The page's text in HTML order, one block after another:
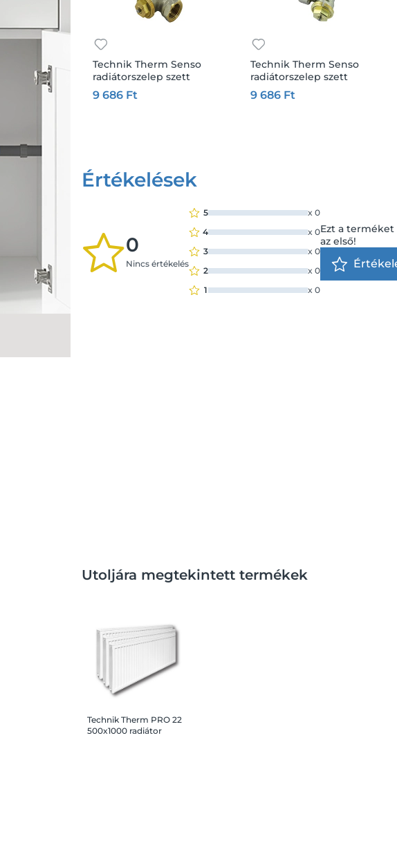
Technik Therm Senso
radiátorszelep szett
1/2" egyenes,
belsőmenetes
9 686 Ft
Technik Therm Senso
radiátorszelep szett
1/2" sarok,
belsőmenetes
9 686 Ft
Értékelések
0
Nincs értékelés
5 x 0
4
x 0
3
x 0
2
x 0
1
x 0
Ezt a
az első!
Utoljára megtekintett termékek
Technik Therm PRO 22
500x1000 radiátor